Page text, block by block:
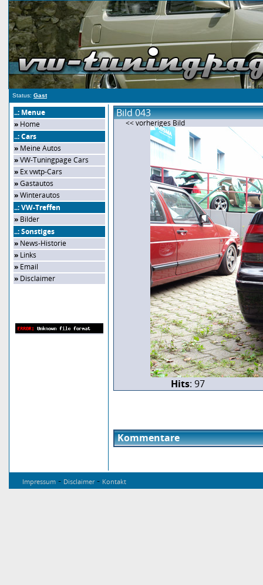
Status: Gast
..: Menue
» Home
..: Cars
» Meine Autos
»VW-Tuningpage Cars
» Ex vwtp-Cars
»Gastautos
»Winterautos
..: VW-Treffen
» Bilder
..: Sonstiges
» News-Historie
» Links
» Email
» Disclaimer
Bild 043
<< vorheriges Bild
Hits: 97
Kommentare
Impressum - Disclaimer- Kontakt